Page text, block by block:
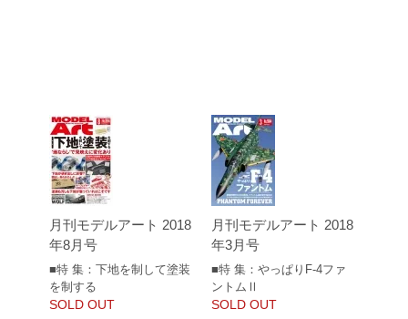
月刊モデルアート 2018
年8月号
■特 集：下地を制して塗装
を制する
SOLD OUT
月刊モデルアート 2018
年3月号
■特 集：やっぱりF-4ファ
ントムⅡ
SOLD OUT